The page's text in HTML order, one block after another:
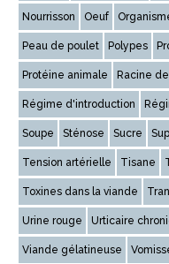
Nourrisson Oeuf
Peau de poulet Polypes
Protéine animale Racine
Régime d'introduction
Soupe Sténose Sucre
Tension artérielle Tisane
Toxines dans la viande
Urine rouge Urticaire
Viande gélatineuse